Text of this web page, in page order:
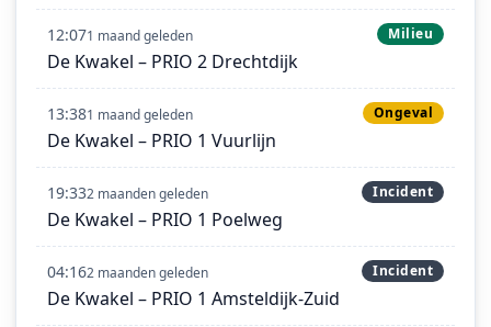
12:071 maand geleden Milieu
De Kwakel – PRIO 2 Drechtdijk
13:381 maand geleden Ongeval
De Kwakel – PRIO 1 Vuurlijn
19:332 maanden geleden Incident
De Kwakel – PRIO 1 Poelweg
04:162 maanden geleden Incident
De Kwakel – PRIO 1 Amsteldijk-Zuid